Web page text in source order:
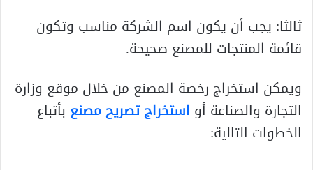
ثالثا: يجب أن يكون اسم الشركة مناسب وتكون
قائمة المنتجات للمصنع صحيحة.
ويمكن استخراج رخصة المصنع من خلال موقع وزارة
التجارة والصناعة أو استخراج تصريح مصنع بأتباع
الخطوات التالية: